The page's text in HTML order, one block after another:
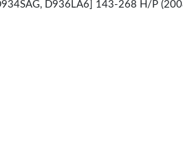
D936LA6] 143-268 H/P